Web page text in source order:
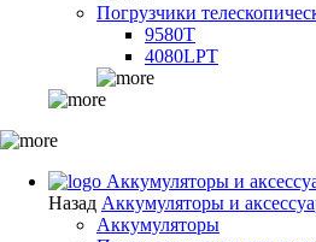
Погрузчики
9580T
4080LPT
Аккумуляторы и
Назад Аккумуляторы и
Аккумуляторы